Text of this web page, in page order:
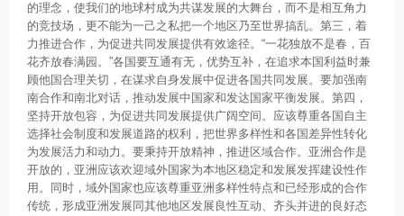
的理念，使我们的地球村成为共谋发展的大舞台，而不是相互角力
的竞技场，更不能为一己之私把一个地区乃至世界搞乱。第三，着
力推进合作，为促进共同发展提供有效途径。“一花独放不是春，百
花齐放春满园。”各国要互通有无，优势互补，在追求本国利益时兼
顾他国合理关切，在谋求自身发展中促进各国共同发展。要加强南
南合作和南北对话，推动发展中国家和发达国家平衡发展。第四，
坚持开放包容，为促进共同发展提供广阔空间。应该尊重各国自主
选择社会制度和发展道路的权利，把世界多样性和各国差异性转化
为发展活力和动力。要秉持开放精神，推进区域合作。亚洲合作是
开放的，亚洲应该欢迎域外国家为本地区稳定和发展发挥建设性作
用。同时，域外国家也应该尊重亚洲多样性特点和已经形成的合作
传统，形成亚洲发展同其他地区发展良性互动、齐头并进的良好态